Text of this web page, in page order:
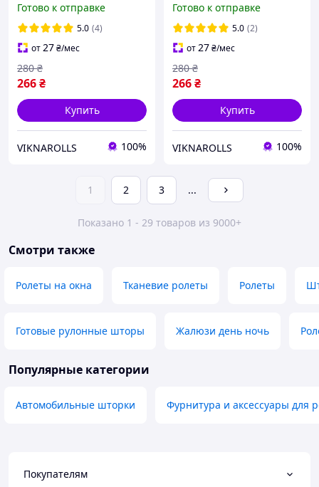
Ролокассеты лен 2071
Абрикос
Готово к отправке
5.0 (4)
от27₴/мес
266₴
280 ₴
Купить
VIKNAROLLS 100%
Ролокассеты лен 2073
Бирюзовый
Готово к отправке
5.0 (2)
от27₴/мес
266₴
280 ₴
Купить
VIKNAROLLS 100%
1 2 3 ...
Показано 1 - 29 товаров из 9000+
Смотри также
Ролеты на окна Тканевие ролеты Ролеты
Готовые рулонные шторы Жалюзи день ночь
Популярные категории
Автомобильные шторки Фурнитура и аксессуары для
Покупателям